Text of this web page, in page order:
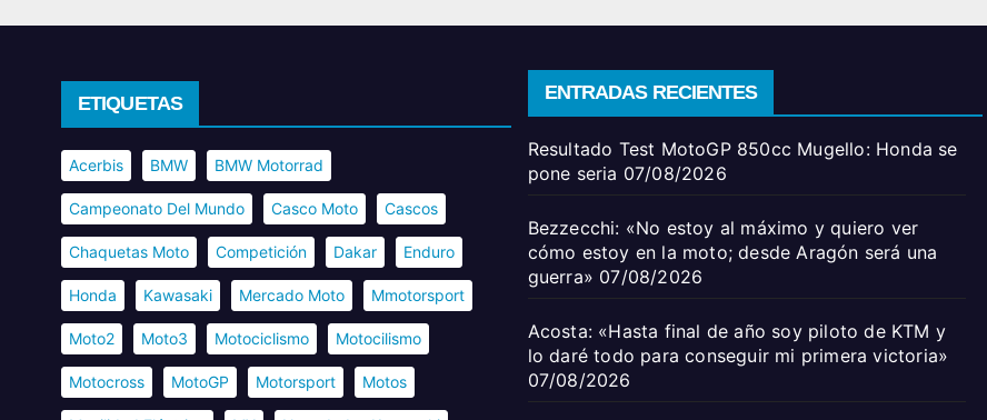
ETIQUETAS
Acerbis BMW BMW Motorrad
Campeonato Del Mundo Casco Moto Cascos
Chaquetas Moto Competición Dakar Enduro
Honda Kawasaki Mercado Moto Mmotorsport
Moto2 Moto3 Motociclismo Motocilismo
Motocross MotoGP Motorsport Motos
ENTRADAS RECIENTES
Resultado Test MotoGP 850cc Mugello: Honda se
pone seria 07/08/2026
Bezzecchi: «No estoy al máximo y quiero ver
cómo estoy en la moto; desde Aragón será una
guerra» 07/08/2026
Acosta: «Hasta final de año soy piloto de KTM y
lo daré todo para conseguir mi primera victoria»
07/08/2026